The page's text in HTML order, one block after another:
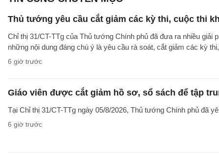
Thủ tướng yêu cầu cắt giảm các kỳ thi, cuộc thi
Chỉ thị 31/CT-TTg của Thủ tướng Chính phủ đã đưa ra nhiều giải
những nội dung đáng chú ý là yêu cầu rà soát, cắt giảm các kỳ
6 giờ trước
Giáo viên được cắt giảm hồ sơ, sổ sách để tập
Tại Chỉ thị 31/CT-TTg ngày 05/8/2026, Thủ tướng Chính phủ đã
6 giờ trước